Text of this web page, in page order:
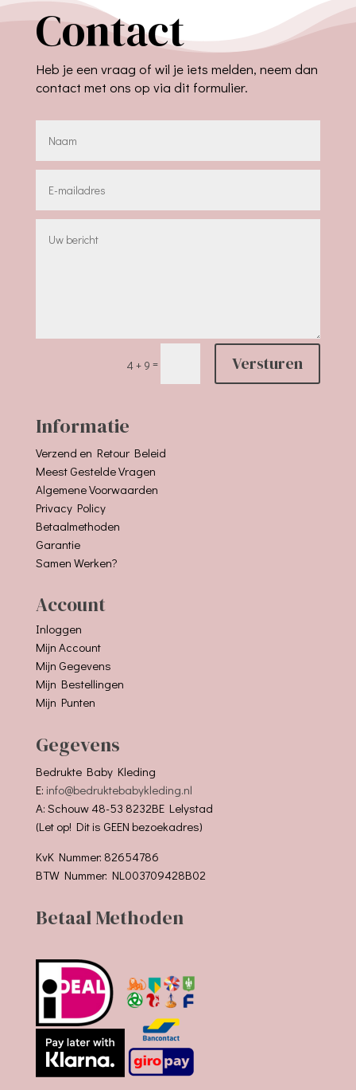
Contact
Heb je een vraag of wil je iets melden, neem dan
contact met ons op via dit formulier.
4 + 9 = Versturen
Informatie
Verzend en Retour Beleid
Meest Gestelde Vragen
Algemene Voorwaarden
Privacy Policy
Betaalmethoden
Garantie
Samen Werken?
Account
Inloggen
Mijn Account
Mijn Gegevens
Mijn Bestellingen
Mijn Punten
Gegevens
Bedrukte Baby Kleding
E: info@bedruktebabykleding.nl
A: Schouw 48-53 8232BE Lelystad
(Let op! Dit is GEEN bezoekadres)
KvK Nummer: 82654786
BTW Nummer: NL003709428B02
Betaal Methoden